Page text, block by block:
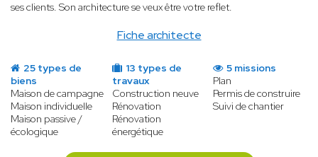
Fiche architecte
ses clients. Son architecture se veux être votre reflet.
25 types de
biens
Maison de campagne
Maison individuelle
Maison passive /
écologique
13 types de
travaux
Construction neuve
Rénovation
Rénovation
énergétique
5 missions
Plan
Permis de construire
Suivi de chantier